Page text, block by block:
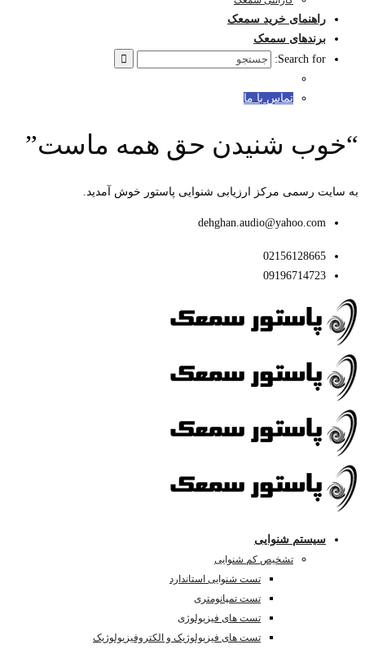
راهنمای خرید سمعک
برندهای سمعک
Search for:
تماس با ما
“خوب شنیدن حق همه ماست”
به سایت رسمی مرکز ارزیابی شنوایی پاستور خوش آمدید.
dehghan.audio@yahoo.com
02156128665
09196714723
سیستم شنوایی
تشخیص کم شنوایی
تست شنوایی استاندارد
تست تمپانومتری
تست های فیزیولوژی
تست های فیزیولوژیک و الکتروفیزیولوژیک